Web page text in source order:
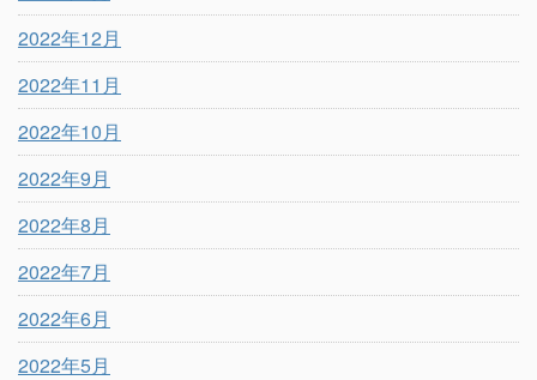
2022年12月
2022年11月
2022年10月
2022年9月
2022年8月
2022年7月
2022年6月
2022年5月